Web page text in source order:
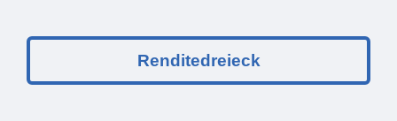
Renditedreieck